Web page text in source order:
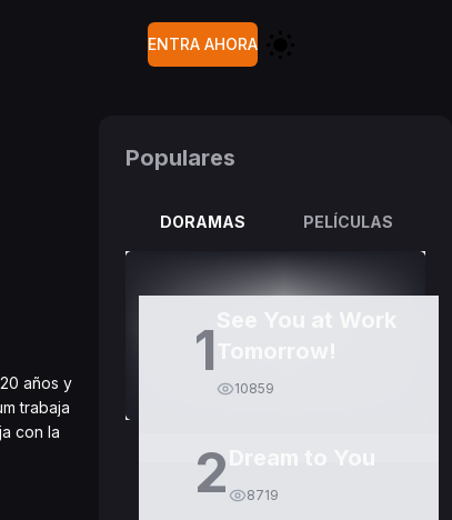
ENTRA AHORA
años y
trabaja
con la
Populares
DORAMAS PELÍCULAS
1
10859
2 Dream to You
8719